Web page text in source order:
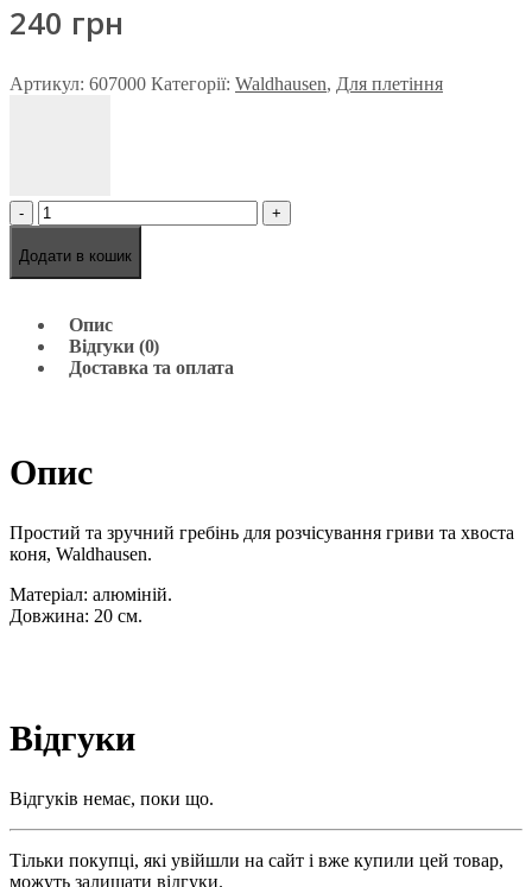
240 грн
Артикул: 607000 Категорії: Waldhausen, Для плетіння
- +
Додати в кошик
Опис
Відгуки (0)
Доставка та оплата
Опис
Простий та зручний гребінь для розчісування гриви та хвоста
коня, Waldhausen.
Матеріал: алюміній.
Довжина: 20 см.
Відгуки
Відгуків немає, поки що.
Тільки покупці, які увійшли на сайт і вже купили цей товар,
можуть залишати відгуки.